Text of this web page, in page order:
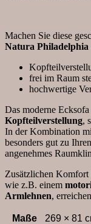
Microfaser,
Braun
Machen Sie diese
Natura Philadelphia
frei im Raum
hochwertige
Das moderne
Kopfteilverstellung,
In der Kombination
besonders gut zu
angenehmes
Zusätzlichen Komfort
wie z.B. einem
Armlehnen,
Maße 269 × 81